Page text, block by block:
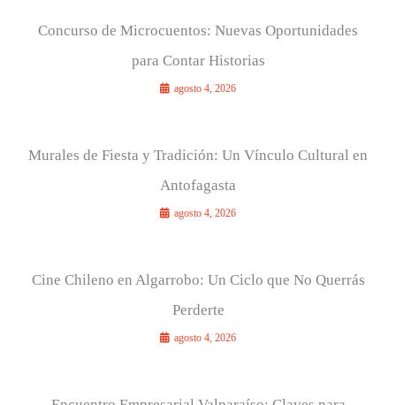
Concurso de Microcuentos: Nuevas Oportunidades
para Contar Historias
agosto 4, 2026
Murales de Fiesta y Tradición: Un Vínculo Cultural en
Antofagasta
agosto 4, 2026
Cine Chileno en Algarrobo: Un Ciclo que No Querrás
Perderte
agosto 4, 2026